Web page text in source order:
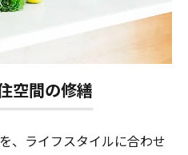
空間の修繕
、ライフスタイルに合わせ